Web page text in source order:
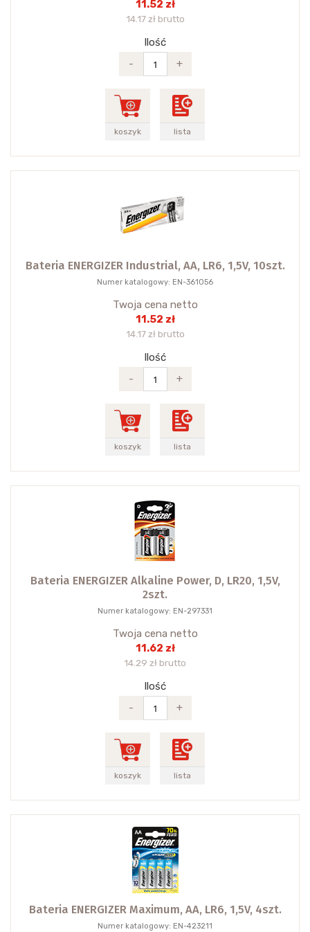
11.52 zł
14.17 zł brutto
Ilość
-
+
koszyk lista
Bateria ENERGIZER Industrial, AA, LR6, 1,5V, 10szt.
Numer katalogowy: EN-361056
Twoja cena netto
11.52 zł
14.17 zł brutto
Ilość
-
+
koszyk lista
Bateria ENERGIZER Alkaline Power, D, LR20, 1,5V,
2szt.
Numer katalogowy: EN-297331
Twoja cena netto
11.62 zł
14.29 zł brutto
Ilość
-
+
koszyk lista
Bateria ENERGIZER Maximum, AA, LR6, 1,5V, 4szt.
Numer katalogowy: EN-423211